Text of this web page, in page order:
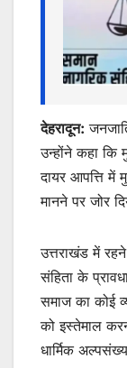
देहरादून:
उन्होंने कहा
दायर आपत्ति में
मानने पर जोर
उत्तराखंड में
संहिता के
समाज का कोई
को इस्तेमाल
धार्मिक